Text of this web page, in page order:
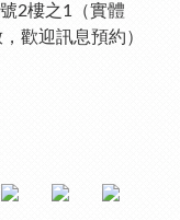
2樓之1（實體
歡迎訊息預約）